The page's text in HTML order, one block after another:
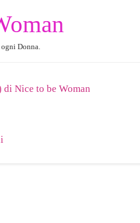
Donna.
Nice to be Woman